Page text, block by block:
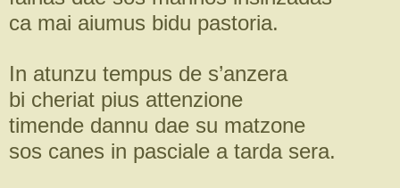
ca mai aiumus bidu pastoria.
In atunzu tempus de s’anzera
bi cheriat pius attenzione
timende dannu dae su matzone
sos canes in pasciale a tarda sera.